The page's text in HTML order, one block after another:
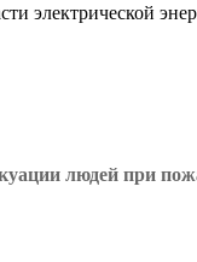
электрической
людей при